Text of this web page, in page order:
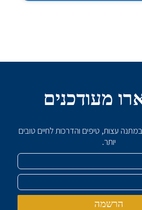
מעודכנים
עצות, טיפים והדרכות לחיים טובים
יותר.
הרשמה